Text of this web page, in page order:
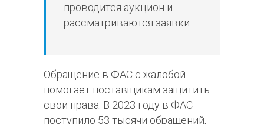
проводится аукцион и
рассматриваются заявки.
Обращение в ФАС с жалобой
помогает поставщикам защитить
свои права. В 2023 году в ФАС
поступило 53 тысячи обращений,